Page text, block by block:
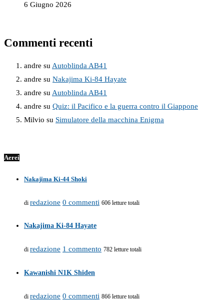
6 Giugno 2026
Commenti recenti
andre su Autoblinda AB41
andre su Nakajima Ki-84 Hayate
andre su Autoblinda AB41
andre su Quiz: il Pacifico e la guerra contro il Giappone
Milvio su Simulatore della macchina Enigma
Aerei
Nakajima Ki-44 Shoki
di redazione 0 commenti 606 letture totali
Nakajima Ki-84 Hayate
di redazione 1 commento 782 letture totali
Kawanishi N1K Shiden
di redazione 0 commenti 866 letture totali